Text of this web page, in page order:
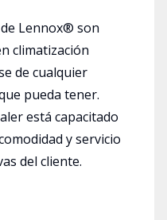
Lennox® son
climatización
de cualquier
pueda tener.
está capacitado
y servicio
del cliente.